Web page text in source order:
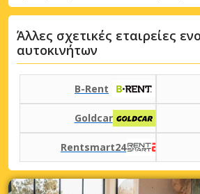
Άλλες σχετικές εταιρείες
αυτοκινήτων
B-Rent
Goldcar
Rentsmart24